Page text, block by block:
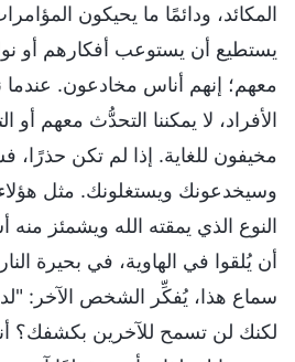
المكائد، ودائمًا ما يحيكون
يستطيع أن يستوعب أفكارهم أو
معهم؛ إنهم أناس مخادعون. عندما
الأفراد، لا يمكننا التحدُّث معهم أو
مخيفون للغاية. إذا لم تكن
وسيخدعونك ويستغلونك. مثل
النوع الذي يمقته الله ويشمئز منه
أن يُلقوا في الهاوية، في بحيرة
سماع هذا، يُفكِّر الشخص الآخر:
لكنك لن تسمح للآخرين بكشفك؟